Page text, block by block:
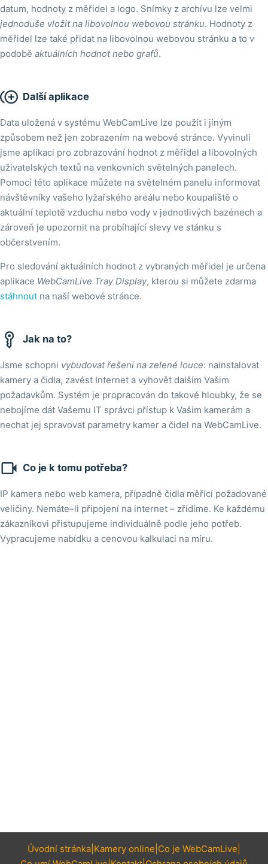
datum, hodnoty z měřidel a logo. Snímky z archívu lze velmi
jednoduše vložit na libovolnou webovou stránku. Hodnoty z
měřidel lze také přidat na libovolnou webovou stránku a to v
podobě aktuálních hodnot nebo grafů.
 Další aplikace
Data uložená v systému WebCamLive lze použít i jíným
způsobem než jen zobrazením na webové stránce. Vyvinuli
jsme aplikaci pro zobrazování hodnot z měřidel a libovolných
uživatelských textů na venkovních světelných panelech.
Pomocí této aplikace můžete na světelném panelu informovat
návštěvníky vašeho lyžařského areálu nebo koupaliště o
aktuální teplotě vzduchu nebo vody v jednotlivých bazénech a
zároveň je upozornit na probíhající slevy ve stánku s
občerstvením.
Pro sledování aktuálních hodnot z vybraných měřidel je určena
aplikace WebCamLive Tray Display, kterou si můžete zdarma
stáhnout na naší webové stránce.
 Jak na to?
Jsme schopni vybudovat řešení na zelené louce: nainstalovat
kamery a čidla, zavést Internet a vyhovět dalším Vašim
požadavkům. Systém je propracován do takové hloubky, že se
nebojíme dát Vašemu IT správci přístup k Vašim kamerám a
nechat jej spravovat parametry kamer a čidel na WebCamLive.
 Co je k tomu potřeba?
IP kamera nebo web kamera, případně čidla měřící požadované
veličiny. Nemáte–li připojení na internet – zřídíme. Ke každému
zákazníkovi přistupujeme individuálně podle jeho potřeb.
Vypracujeme nabídku a cenovou kalkulaci na míru.
Úvodní stránka Kamery online Co je WebCamLive